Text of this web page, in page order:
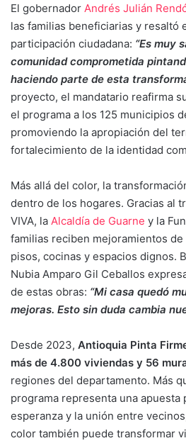
El gobernador Andrés Julián
las familias beneficiarias y resaltó
participación ciudadana: “Es muy
comunidad comprometida
haciendo parte de esta
proyecto, el mandatario reafirma
el programa a los 125 municipios
promoviendo la apropiación del
fortalecimiento de la identidad
Más allá del color, la
dentro de los hogares. Gracias al
VIVA, la Alcaldía de Guarne y la
familias reciben mejoramientos
pisos, cocinas y espacios dignos.
Nubia Amparo Gil Ceballos
de estas obras: “Mi casa quedó
mejoras. Esto sin duda cambia
Desde 2023, Antioquia Pinta
más de 4.800 viviendas y 56
regiones del departamento. Más
programa representa una apuesta
esperanza y la unión entre
color también puede transformar